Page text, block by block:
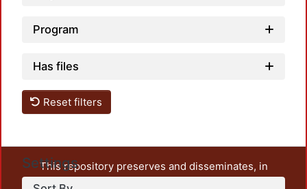
Program
Has files
Reset filters
Settings
This repository preserves and disseminates, in
unrestricted open access, the teaching and research